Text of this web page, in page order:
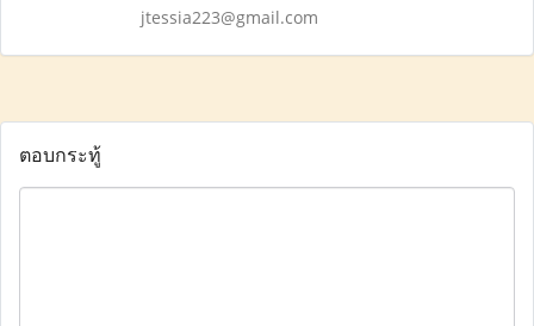
jtessia223@gmail.com
ตอบกระทู้